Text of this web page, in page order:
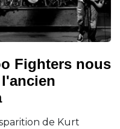
Fighters nous
de Kurt